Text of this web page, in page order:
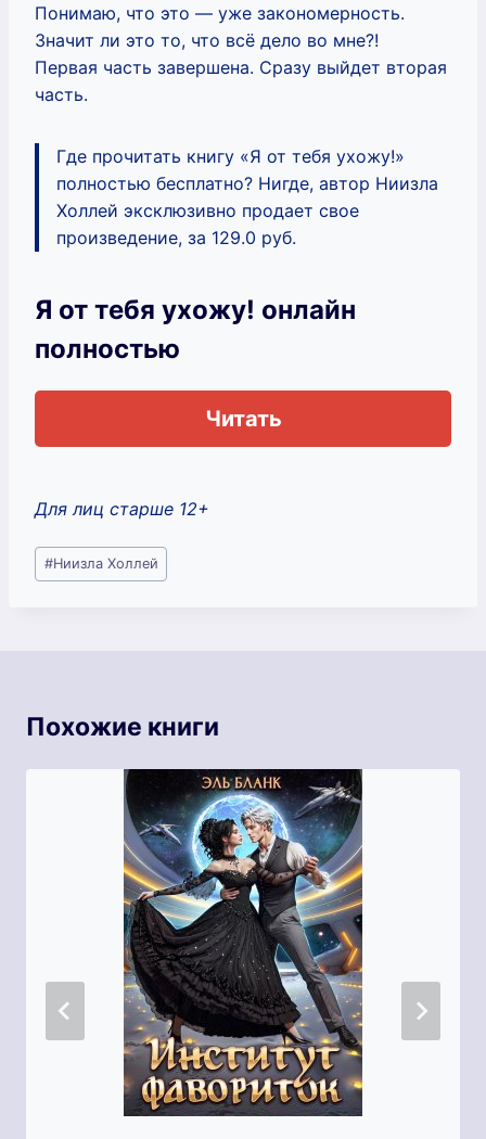
Понимаю, что это — уже закономерность.
Значит ли это то, что всё дело во мне?!
Первая часть завершена. Сразу выйдет вторая
часть.
Где прочитать книгу «Я от тебя ухожу!»
полностью бесплатно? Нигде, автор Ниизла
Холлей эксклюзивно продает свое
произведение, за 129.0 руб.
Я от тебя ухожу! онлайн
полностью
Читать
Для лиц старше 12+
Метки
записи:
#Ниизла Холлей
Похожие книги